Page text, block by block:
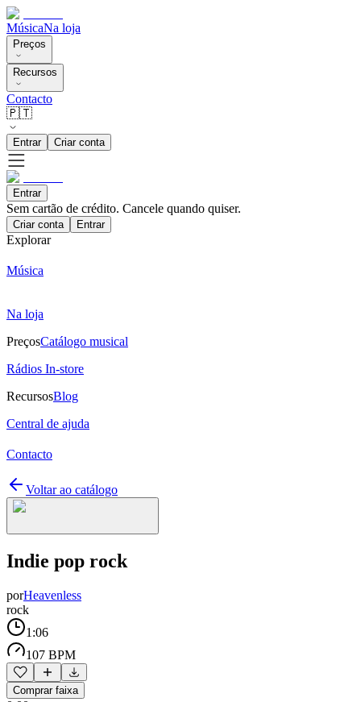
MúsicaNa loja
Preços
Recursos
Contacto
🇵🇹
Entrar Criar conta
Entrar
Sem cartão de crédito. Cancele quando quiser.
Criar conta Entrar
Explorar
Música
Na loja
PreçosCatálogo musical
Rádios In-store
RecursosBlog
Central de ajuda
Contacto
Voltar ao catálogo
Indie pop rock
porHeavenless
rock
1:06
107 BPM
Comprar faixa